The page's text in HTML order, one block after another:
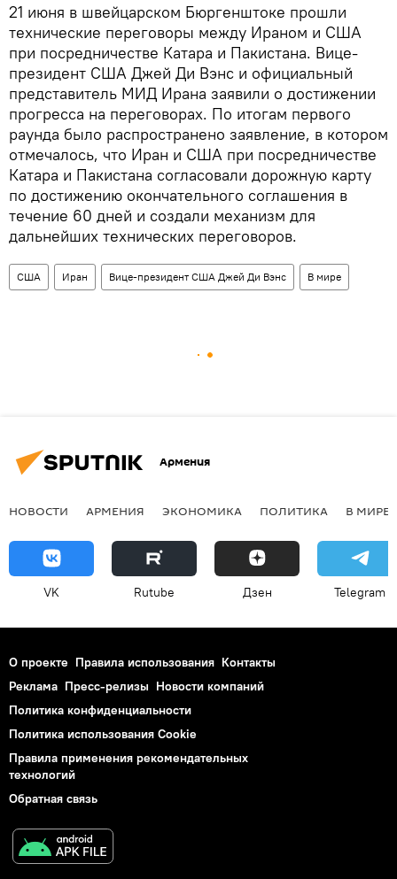
21 июня в швейцарском Бюргенштоке прошли
технические переговоры между Ираном и США
при посредничестве Катара и Пакистана. Вице-
президент США Джей Ди Вэнс и официальный
представитель МИД Ирана заявили о достижении
прогресса на переговорах. По итогам первого
раунда было распространено заявление, в котором
отмечалось, что Иран и США при посредничестве
Катара и Пакистана согласовали дорожную карту
по достижению окончательного соглашения в
течение 60 дней и создали механизм для
дальнейших технических переговоров.
США Иран Вице-президент США Джей Ди Вэнс В мире
Армения
НОВОСТИ АРМЕНИЯ ЭКОНОМИКА ПОЛИТИКА В МИРЕ
VK Rutube Дзен Telegram
О проекте Правила использования Контакты
Реклама Пресс-релизы Новости компаний
Политика конфиденциальности
Политика использования Cookie
Правила применения рекомендательных
технологий
Обратная связь